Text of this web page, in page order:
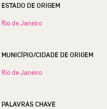
ESTADO DE ORIGEM
Rio de Janeiro
MUNICÍPIO/CIDADE DE ORIGEM
Rio de Janeiro
PALAVRAS CHAVE